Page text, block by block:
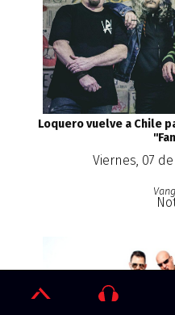
Loquero vuelve a Chile
Viernes, 07